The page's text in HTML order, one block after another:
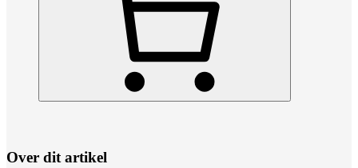
Over dit artikel